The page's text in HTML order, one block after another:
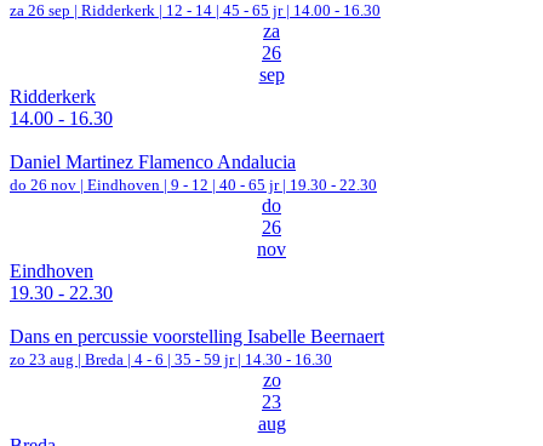
za 26 sep | Ridderkerk | 12 - 14 | 45 - 65 jr | 14.00 - 16.30
za
26
sep
Ridderkerk
14.00 - 16.30
Daniel Martinez Flamenco Andalucia
do 26 nov | Eindhoven | 9 - 12 | 40 - 65 jr | 19.30 - 22.30
do
26
nov
Eindhoven
19.30 - 22.30
Dans en percussie voorstelling Isabelle Beernaert
zo 23 aug | Breda | 4 - 6 | 35 - 59 jr | 14.30 - 16.30
zo
23
aug